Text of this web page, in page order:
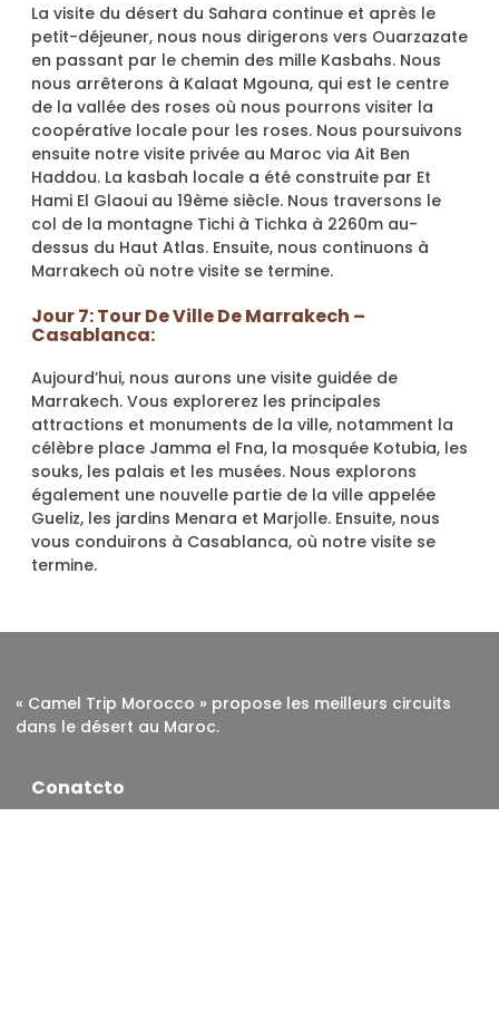
La visite du désert du Sahara continue et après le
petit-déjeuner, nous nous dirigerons vers Ouarzazate
en passant par le chemin des mille Kasbahs. Nous
nous arrêterons à Kalaat Mgouna, qui est le centre
de la vallée des roses où nous pourrons visiter la
coopérative locale pour les roses. Nous poursuivons
ensuite notre visite privée au Maroc via Ait Ben
Haddou. La kasbah locale a été construite par Et
Hami El Glaoui au 19ème siècle. Nous traversons le
col de la montagne Tichi à Tichka à 2260m au-
dessus du Haut Atlas. Ensuite, nous continuons à
Marrakech où notre visite se termine.
Jour 7: Tour De Ville De Marrakech –
Casablanca:
Aujourd’hui, nous aurons une visite guidée de
Marrakech. Vous explorerez les principales
attractions et monuments de la ville, notamment la
célèbre place Jamma el Fna, la mosquée Kotubia, les
souks, les palais et les musées. Nous explorons
également une nouvelle partie de la ville appelée
Gueliz, les jardins Menara et Marjolle. Ensuite, nous
vous conduirons à Casablanca, où notre visite se
termine.
« Camel Trip Morocco » propose les meilleurs circuits
dans le désert au Maroc.
Conatcto